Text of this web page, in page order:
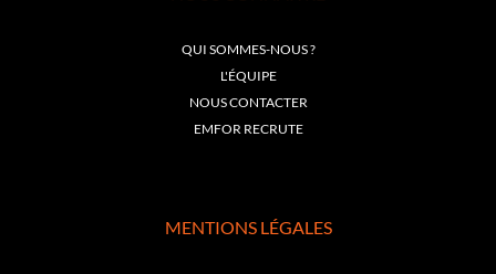
QUI SOMMES-NOUS ?
L'ÉQUIPE
NOUS CONTACTER
EMFOR RECRUTE
MENTIONS LÉGALES